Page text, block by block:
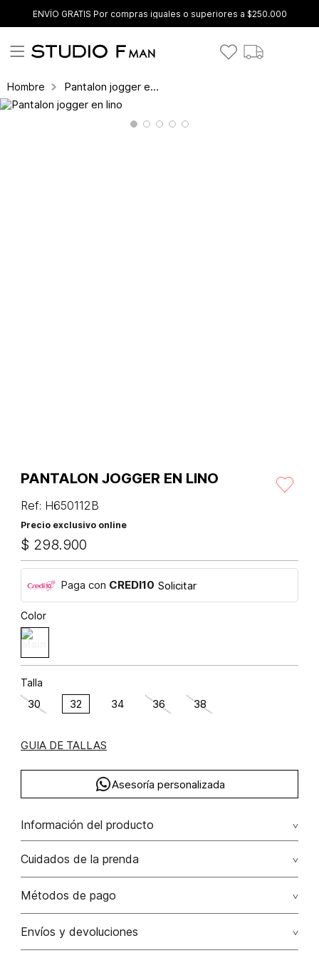
ENVÍO GRATIS Por compras iguales o superiores a $250.000
Hombre Pantalon jogger en lino
PANTALON JOGGER EN LINO
Ref: H650112B
Precio exclusivo online
$ 298.900
Paga con CREDI10 Solicitar
Color
Talla
30 32 34 36 38
GUIA DE TALLAS
Asesoría personalizada
Información del producto
ramio 40% algodón 35% lino 25% 40.00% ramio/ramie35.00%
algodón/cotton25.00% lino/linen
Cuidados de la prenda
Lavar a mano por separado / no dejar en remojo / no
No usar lejia
Métodos de pago
Tarjetas de crédito: Visa, Dinners, Master Card y American
Envíos y devoluciones